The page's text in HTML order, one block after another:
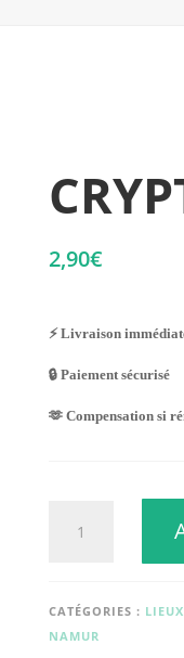
2,90€
⚡ Livraison
🔒 Paiement sécurisé
🫶 Compensation si
CATÉGORIES :
NAMUR